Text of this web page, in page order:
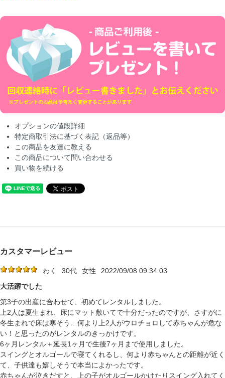
オプションの値段詳細
特定商取引法に基づく表記（返品等）
この商品を友達に教える
この商品について問い合わせる
買い物を続ける
カスタマーレビュー
わく 30代 女性
2022/09/08 09:34:03
大活躍でした
第3子の出産に合わせて、初めてレンタルしました。
上2人は夏生まれ、床にマット敷いてで十分だったのですが、さすがに
冬生まれで床は寒そう…何より上2人がウロチョロして赤ちゃんが危な
い！と思ったのがレンタルのきっかけです。
6ヶ月レンタル＋延長1ヶ月で生後7ヶ月まで使用しました。
スイングとオルゴールで寝てくれるし、何より赤ちゃんとの距離が近く
て、子供達も嬉しそうで本当によかったです。
赤ちゃんが泣きだすと、上の子がオルゴールかけたりスイング入れてく